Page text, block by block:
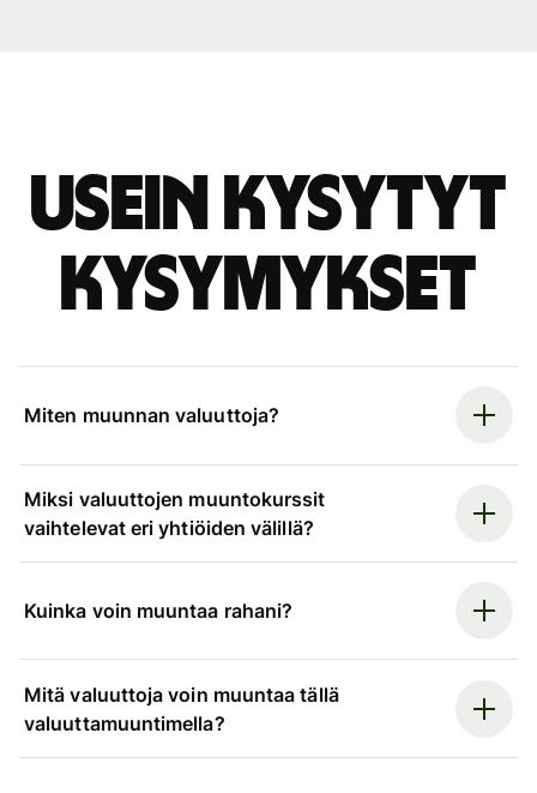
Usein kysytyt
kysymykset
Miten muunnan valuuttoja?
Miksi valuuttojen muuntokurssit
vaihtelevat eri yhtiöiden välillä?
Kuinka voin muuntaa rahani?
Mitä valuuttoja voin muuntaa tällä
valuuttamuuntimella?